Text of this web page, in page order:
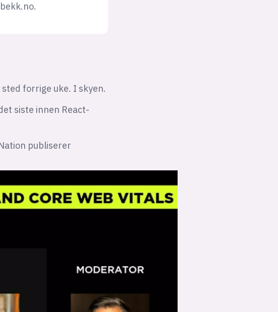
forrige uke. I skyen.
siste innen React-
publiserer